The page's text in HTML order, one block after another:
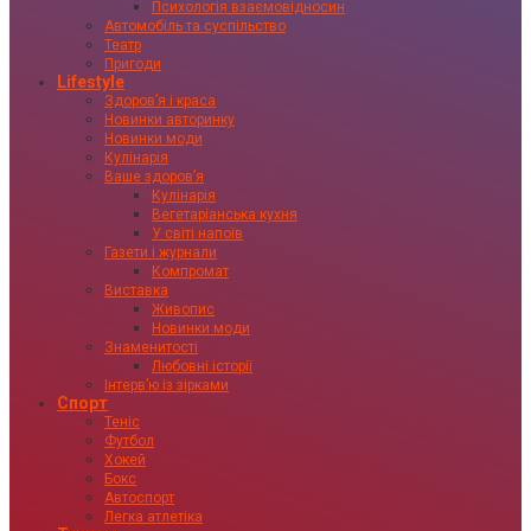
Психологія взаємовідносин
Автомобіль та суспільство
Театр
Пригоди
Lifestyle
Здоровʼя і краса
Новинки авторинку
Новинки моди
Кулінарія
Ваше здоровʼя
Кулінарія
Вегетаріанська кухня
У світі напоїв
Газети і журнали
Компромат
Виставка
Живопис
Новинки моди
Знаменитості
Любовні історії
Інтервʼю із зірками
Спорт
Теніс
Футбол
Хокей
Бокс
Автоспорт
Легка атлетіка